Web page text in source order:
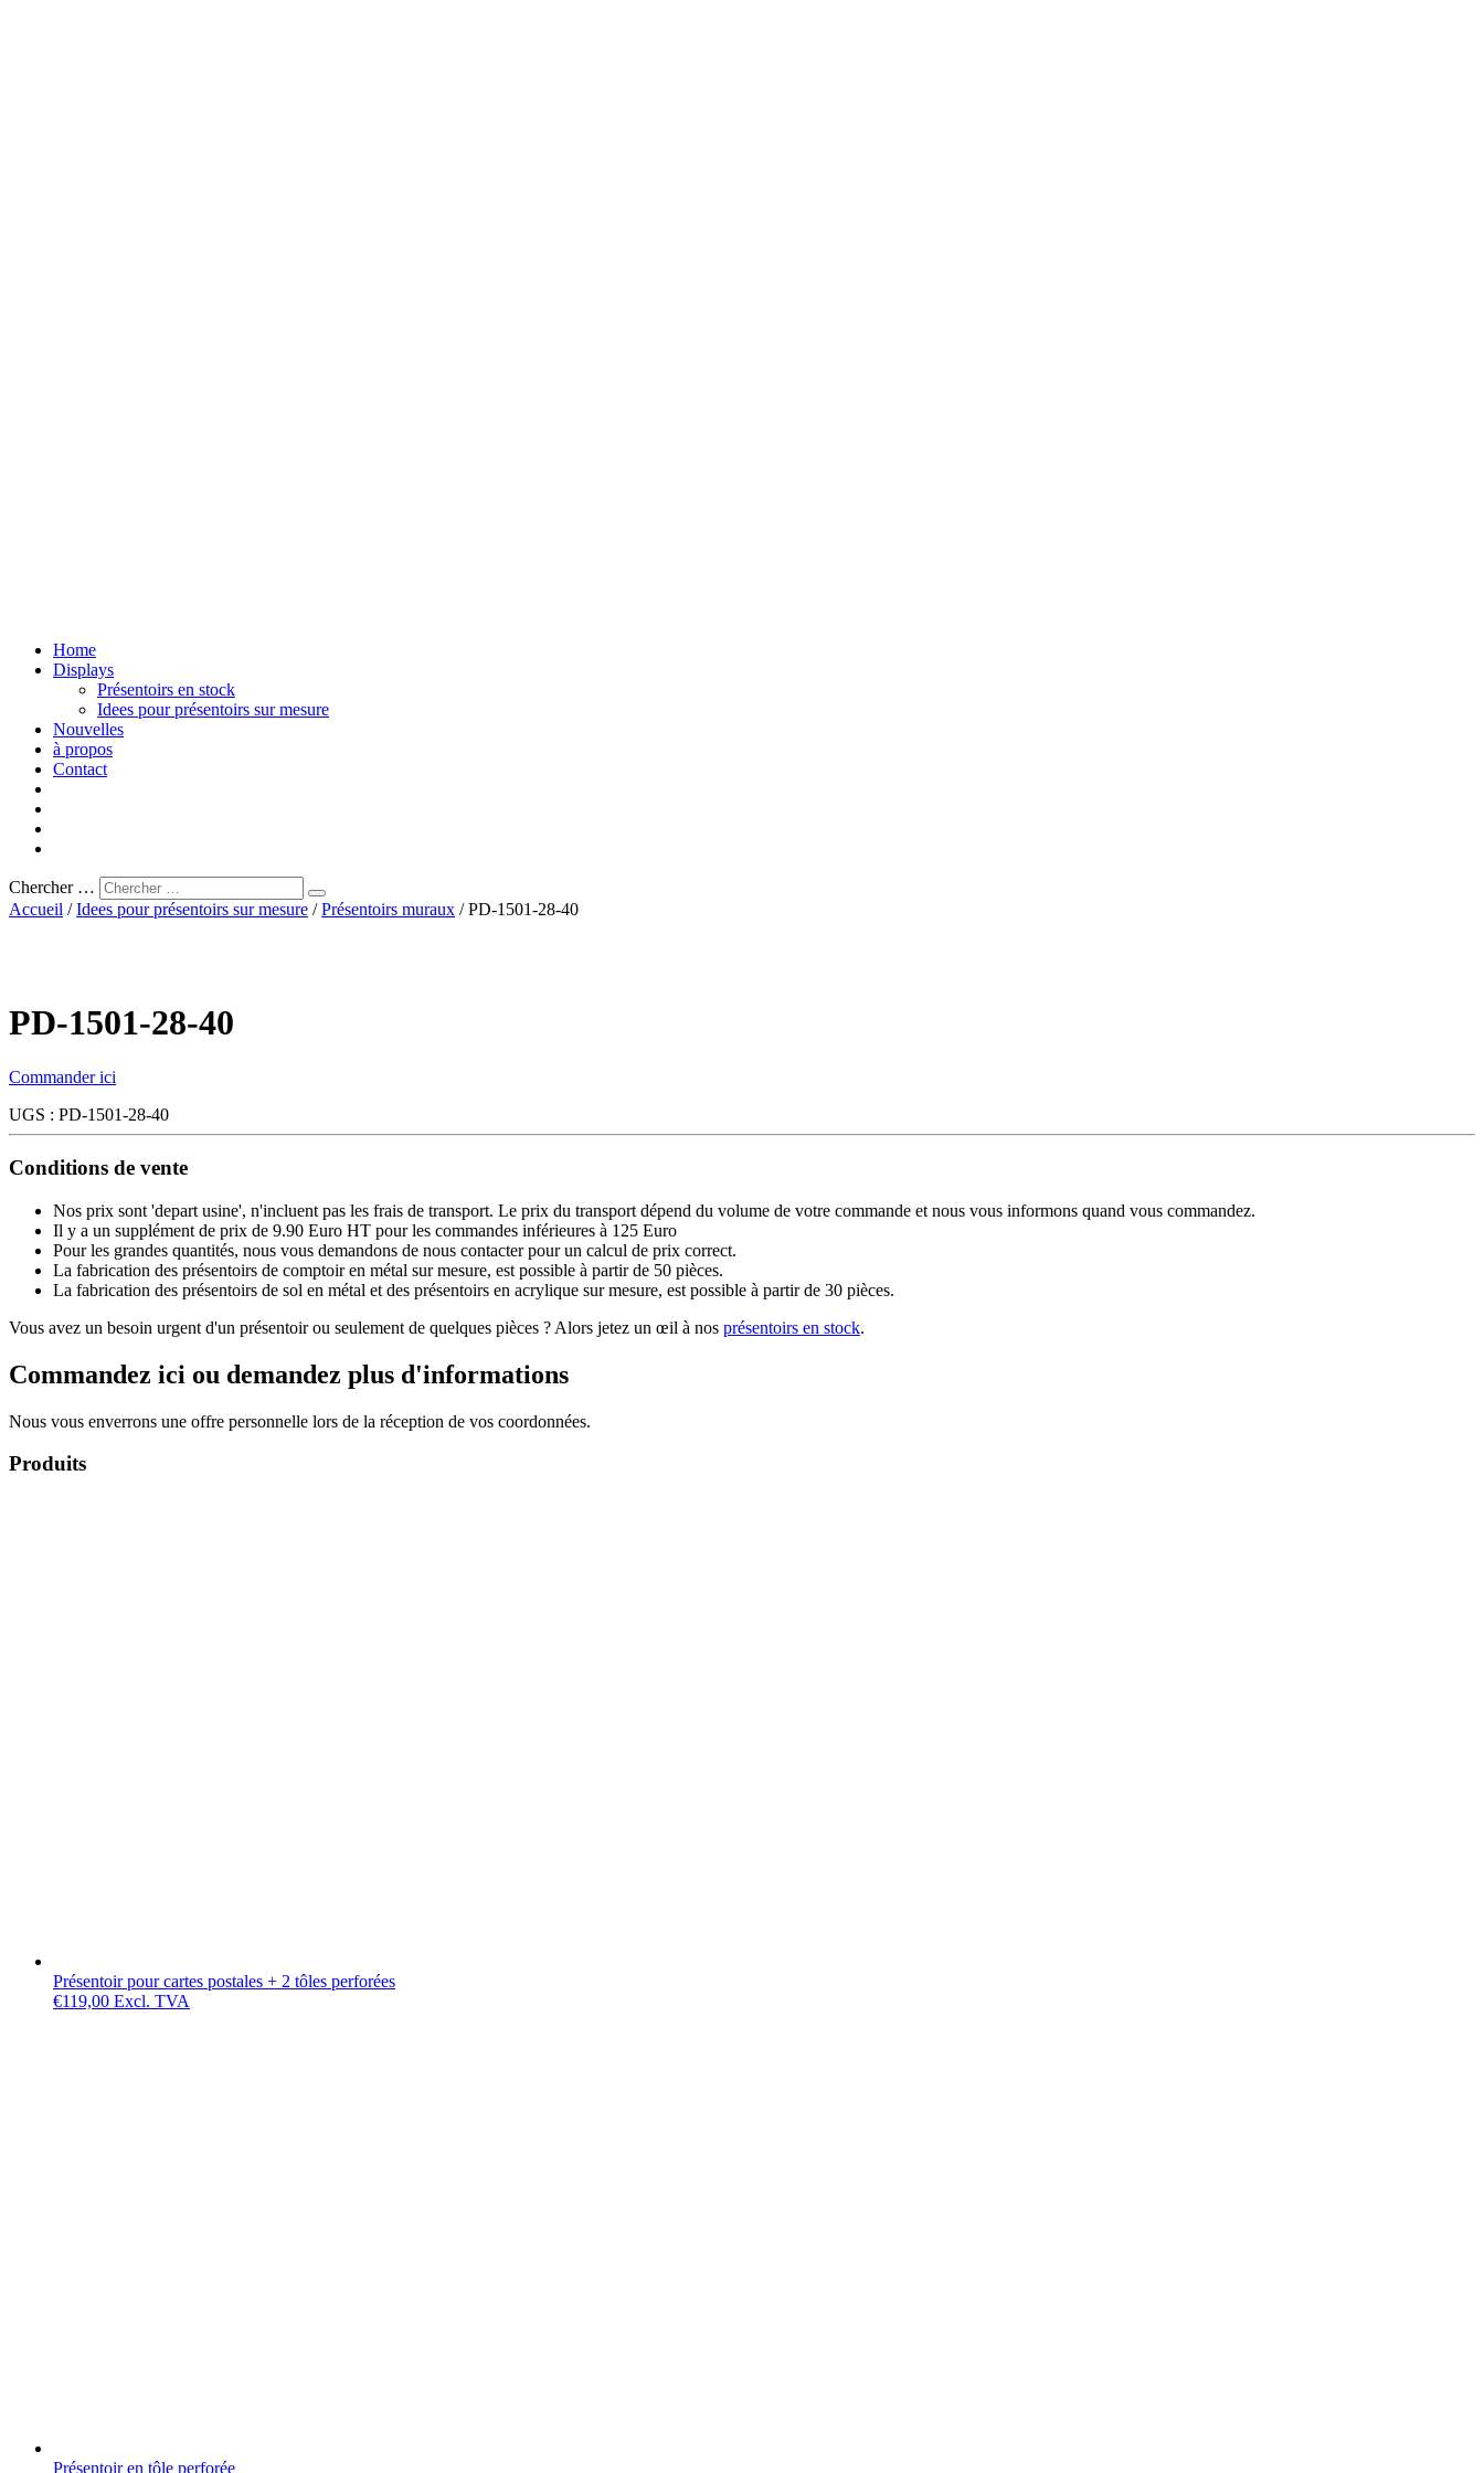
Home
Displays
Présentoirs en stock
Idees pour présentoirs sur mesure
Nouvelles
à propos
Contact
Chercher …
Accueil /Idees pour présentoirs sur mesure /Présentoirs muraux / PD-1501-28-40
PD-1501-28-40
Commander ici
UGS : PD-1501-28-40
Conditions de vente
Nos prix sont 'depart usine', n'incluent pas les frais de transport. Le prix du transport dépend du volume de votre commande et nous vous informons quand vous commandez.
Il y a un supplément de prix de 9.90 Euro HT pour les commandes inférieures à 125 Euro
Pour les grandes quantités, nous vous demandons de nous contacter pour un calcul de prix correct.
La fabrication des présentoirs de comptoir en métal sur mesure, est possible à partir de 50 pièces.
La fabrication des présentoirs de sol en métal et des présentoirs en acrylique sur mesure, est possible à partir de 30 pièces.
Vous avez un besoin urgent d'un présentoir ou seulement de quelques pièces ? Alors jetez un œil à nos présentoirs en stock.
Commandez ici ou demandez plus d'informations
Nous vous enverrons une offre personnelle lors de la réception de vos coordonnées.
Produits
Présentoir pour cartes postales + 2 tôles perforées
€119,00 Excl. TVA
Présentoir en tôle perforée